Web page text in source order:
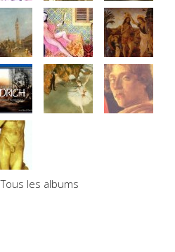
Tous les albums